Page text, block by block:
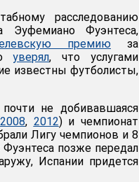
расследованию
Эуфемиано Фуэнтеса,
премию за
уверял, что услугами
известны футболисты,
не добивавшаяся
2008, 2012) и чемпионат
Лигу чемпионов и 8
позже передал
Испании придется